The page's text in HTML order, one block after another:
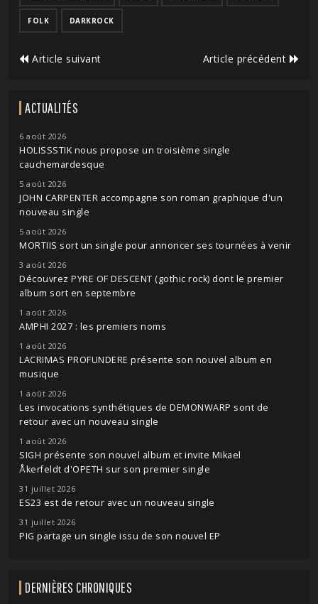
FOLK DARKROCK
Article suivant Article précédent
ACTUALITÉS
6 août 2026
HOLISSSTIK nous propose un troisième single
cauchemardesque
5 août 2026
JOHN CARPENTER accompagne son roman graphique d'un
nouveau single
5 août 2026
MORTIIS sort un single pour annoncer ses tournées à venir
3 août 2026
Découvrez PYRE OF DESCENT (gothic rock) dont le premier
album sort en septembre
1 août 2026
AMPHI 2027 : les premiers noms
1 août 2026
LACRIMAS PROFUNDERE présente son nouvel album en
musique
1 août 2026
Les invocations synthétiques de DEMONWARP sont de
retour avec un nouveau single
1 août 2026
SIGH présente son nouvel album et invite Mikael
Åkerfeldt d'OPETH sur son premier single
31 juillet 2026
ES23 est de retour avec un nouveau single
31 juillet 2026
PIG partage un single issu de son nouvel EP
DERNIÈRES CHRONIQUES